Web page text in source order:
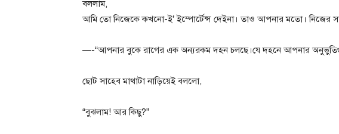
বললাম,
আমি তো নিজেকে কখনো-ই’ ইম্পোর্টেন্স দেইনা। তাও আপনার মতো। নিজের
—-“আপনার বুকে রাগের এক অন্যরকম দহন চলছে।যে দহনে আপনার
ছোট সাহেব মাথাটা নাড়িয়েই বললো,
“বুঝলাম! আর কিছু?”